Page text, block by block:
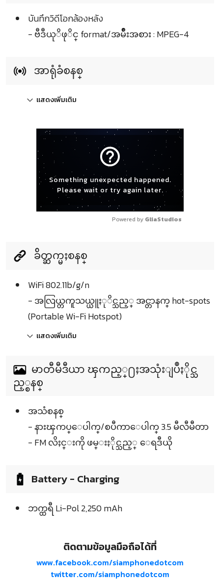
บันทึกวิดีโอกล้องหลัง
- ဗီဒီယုိဖုိင္ format/အမ်ဳိးအစား : MPEG-4
အာရုံခံစနစ္
แสดงเพิ่มเติม
help_outline
Something unexpected happened.
Please wait or try again later.
Powered by GliaStudios
ခ်ိတ္ဆက္မႈစနစ္
WiFi 802.11b/g/n
- အလြယ္တကူသယ္ယူႏုိင္သည့္ အင္တာနက္ hot-spots
(Portable Wi-Fi Hotspot)
แสดงเพิ่มเติม
မာတီမီဒီယာ ၾကည့္႐ႈအသုံးျပဳႏိုင္သ
ည့္စနစ္
အသံစနစ္
- နားၾကပ္ေပါက္/စပီကာေပါက္ 3.5 မီလီမီတာ
- FM လိႈင္းကို ဖမ္းႏိုင္သည့္ ေရဒီယို
Battery - Charging
ဘက္ထရီ Li-Pol 2,250 mAh
ติดตามข้อมูลมือถือได้ที่
www.facebook.com/siamphonedotcom
twitter.com/siamphonedotcom